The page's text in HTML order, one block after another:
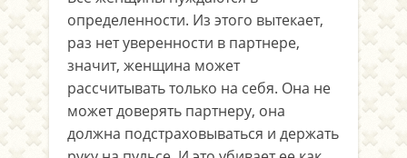
определенности. Из этого вытекает,
раз нет уверенности в партнере,
значит, женщина может
рассчитывать только на себя. Она не
может доверять партнеру, она
должна подстраховываться и держать